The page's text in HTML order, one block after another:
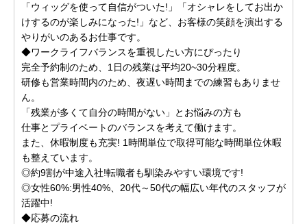
「ウィッグを使って自信がついた!」「オシャレをしてお出か
けするのが楽しみになった!」など、お客様の笑顔を演出する
やりがいのあるお仕事です。
◆ワークライフバランスを重視したい方にぴったり
完全予約制のため、1日の残業は平均20~30分程度。
研修も営業時間内のため、夜遅い時間までの練習もありませ
ん。
「残業が多くて自分の時間がない」とお悩みの方も
仕事とプライベートのバランスを考えて働けます。
また、休暇制度も充実! 1時間単位で取得可能な時間単位休暇
も整えています。
◎約9割が中途入社!転職者も馴染みやすい環境です!
◎女性60%:男性40%、20代～50代の幅広い年代のスタッフが
活躍中!
◆応募の流れ